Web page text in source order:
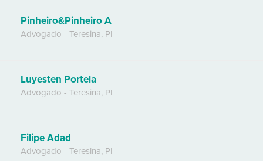
Pinheiro&Pinheiro A
Advogado - Teresina, PI
Luyesten Portela
Advogado - Teresina, PI
Filipe Adad
Advogado - Teresina, PI